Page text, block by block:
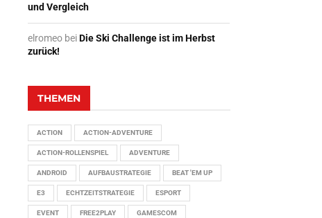
und Vergleich
elromeo beiDie Ski Challenge ist im Herbst
zurück!
THEMEN
ACTION ACTION-ADVENTURE
ACTION-ROLLENSPIEL ADVENTURE
ANDROID AUFBAUSTRATEGIE BEAT 'EM UP
E3 ECHTZEITSTRATEGIE ESPORT
EVENT FREE2PLAY GAMESCOM